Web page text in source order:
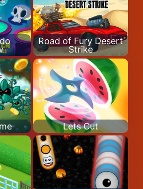
Road of Fury Desert
Strike
Lets Cut